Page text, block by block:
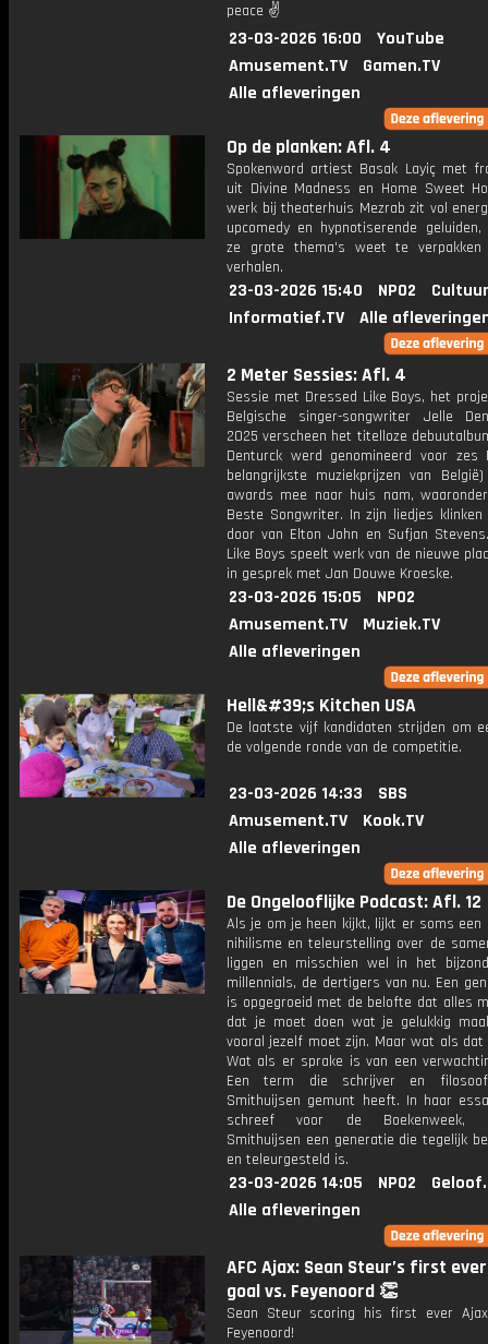
peace ✌
23-03-2026 16:00
YouTube
Amusement.TV
Gamen.TV
Alle afleveringen
Op de planken: Afl. 4
Spokenword artiest Basak Layiç met
uit Divine Madness en Home Sweet
werk bij theaterhuis Mezrab zit vol
upcomedy en hypnotiserende geluiden,
ze grote thema's weet te verpakken
verhalen.
23-03-2026 15:40 NPO2
Informatief.TV
Alle
2 Meter Sessies: Afl. 4
Sessie met Dressed Like Boys, het
Belgische singer-songwriter Jelle
2025 verscheen het titelloze
Denturck werd genomineerd voor zes
belangrijkste muziekprijzen van
awards mee naar huis nam,
Beste Songwriter. In zijn liedjes klinken
door van Elton John en Sufjan
Like Boys speelt werk van de nieuwe
in gesprek met Jan Douwe Kroeske.
23-03-2026 15:05
NPO2
Amusement.TV
Muziek.TV
Alle afleveringen
Hell&#39;s Kitchen USA
De laatste vijf kandidaten strijden om
de volgende ronde van de competitie.
23-03-2026 14:33
SBS
Amusement.TV
Kook.TV
Alle afleveringen
De Ongelooflijke Podcast: Afl. 12
Als je om je heen kijkt, lijkt er soms een
nihilisme en teleurstelling over de
liggen en misschien wel in het
millennials, de dertigers van nu. Een
is opgegroeid met de belofte dat alles
dat je moet doen wat je gelukkig
vooral jezelf moet zijn. Maar wat als
Wat als er sprake is van een
Een term die schrijver en
Smithuijsen gemunt heeft. In haar
schreef voor de Boekenweek,
Smithuijsen een generatie die tegelijk
en teleurgesteld is.
23-03-2026 14:05 NPO2
Alle afleveringen
AFC Ajax: Sean Steur’s first
goal vs. Feyenoord 👏
Sean Steur scoring his first ever
Feyenoord!